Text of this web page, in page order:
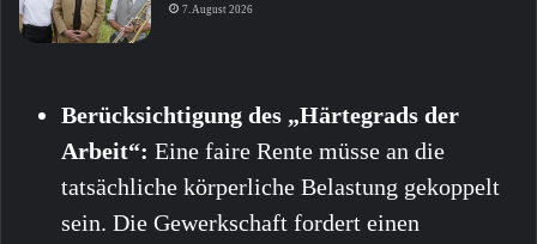
7. August 2026
Berücksichtigung des „Härtegrads der
Arbeit“: Eine faire Rente müsse an die
tatsächliche körperliche Belastung gekoppelt
sein. Die Gewerkschaft fordert einen